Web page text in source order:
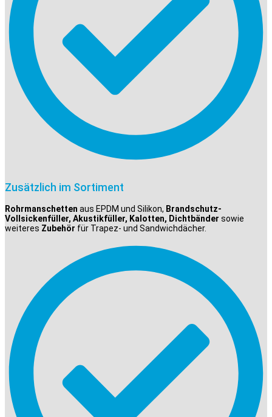
Zusätzlich im Sortiment
Rohrmanschetten aus EPDM und Silikon, Brandschutz-
Vollsickenfüller, Akustikfüller, Kalotten, Dichtbänder sowie
weiteres Zubehör für Trapez- und Sandwichdächer.